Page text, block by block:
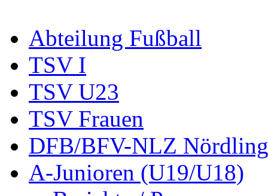
Abteilung Fußball
TSV I
TSV U23
TSV Frauen
DFB/BFV-NLZ
A-Junioren (U19/U18)